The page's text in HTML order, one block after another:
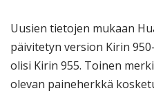
Uusien tietojen mukaan
päivitetyn version Kirin
olisi Kirin 955. Toinen
olevan paineherkkä